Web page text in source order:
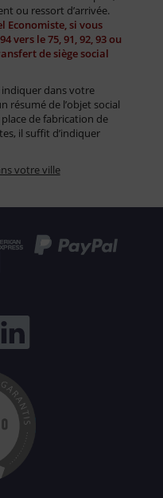
ou ressort d’arrivée.
Economiste, si vous
vers le 75, 91, 92, 93 ou
de siège social
dans votre
résumé de l’objet social
de fabrication de
il suffit d’indiquer
votre ville